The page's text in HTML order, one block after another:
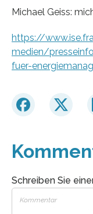
Michael Geiss:
https://
medien/
fuer-
Schreiben Sie